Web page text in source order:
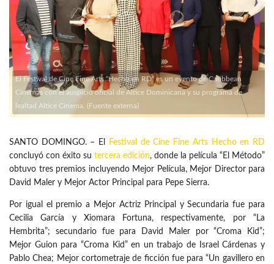
El Festival de Cine Fine Arts “Hecho en RD” es un evento de Caribbean
Cinemas con el auspicio oficial de Altice Dominicana y su programa de
lealtad Altice Cinema. (Fuente externa)
SANTO DOMINGO. – El
Festival de Cine Fine Arts Hecho en RD
concluyó con éxito su tercera edición, donde la película “El Método”
obtuvo tres premios incluyendo Mejor Película, Mejor Director para
David Maler y Mejor Actor Principal para Pepe Sierra.
Por igual el premio a Mejor Actriz Principal y Secundaria fue para
Cecilia García y Xiomara Fortuna, respectivamente, por “La
Hembrita”; secundario fue para David Maler por “Croma Kid”;
Mejor Guion para “Croma Kid” en un trabajo de Israel Cárdenas y
Pablo Chea; Mejor cortometraje de ficción fue para “Un gavillero en